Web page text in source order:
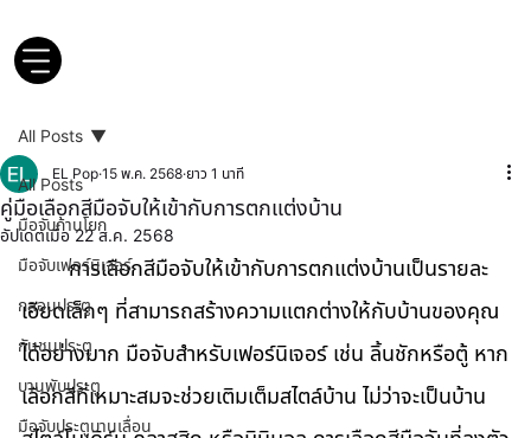
All Posts
มือจับก้านโยก
มือจับเฟอร์นิเจอร์
กลอนประตู
กันชนประตู
บานพับประตู
มือจับประตูบานเลื่อน
All Posts
คู่มือเลือกสีมือจับให้เข้ากับการตกแต่งบ้าน
EL Pop 15 พ.ค. 2568 ยาว 1 นาที
อัปเดตเมื่อ22 ส.ค. 2568
	การเลือกสีมือจับให้เข้ากับการตกแต่งบ้านเป็นรายละ
เอียดเล็กๆ ที่สามารถสร้างความแตกต่างให้กับบ้านของคุณ
ได้อย่างมาก มือจับสำหรับเฟอร์นิเจอร์ เช่น ลิ้นชักหรือตู้ หาก
เลือกสีที่เหมาะสมจะช่วยเติมเต็มสไตล์บ้าน ไม่ว่าจะเป็นบ้าน